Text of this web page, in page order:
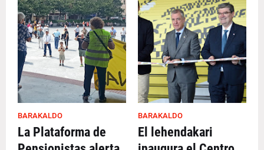
BARAKALDO
La Plataforma de
BARAKALDO
El lehendakari